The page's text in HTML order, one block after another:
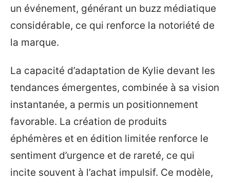
un événement, générant un buzz médiatique
considérable, ce qui renforce la notoriété de
la marque.
La capacité d’adaptation de Kylie devant les
tendances émergentes, combinée à sa vision
instantanée, a permis un positionnement
favorable. La création de produits
éphémères et en édition limitée renforce le
sentiment d’urgence et de rareté, ce qui
incite souvent à l’achat impulsif. Ce modèle,